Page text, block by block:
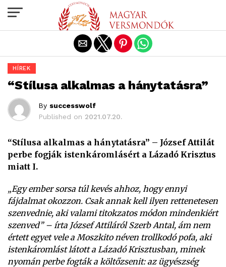
HÍREK
“Stílusa alkalmas a hánytatásra”
By successwolf
Published on 2021.07.20.
“Stílusa alkalmas a hánytatásra” – József Attilát
perbe fogják istenkáromlásért a Lázadó Krisztus
miatt I.
„Egy ember sorsa túl kevés ahhoz, hogy ennyi
fájdalmat okozzon. Csak annak kell ilyen rettenetesen
szenvednie, aki valami titokzatos módon mindenkiért
szenved” – írta József Attiláról Szerb Antal, ám nem
értett egyet vele a Moszkito néven trollkodó pofa, aki
istenkáromlást látott a Lázadó Krisztusban, minek
nyomán perbe fogták a költőzsenit: az ügyészség
Exit mobile version